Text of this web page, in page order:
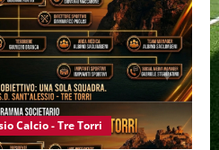
Calcio - Tre Torri